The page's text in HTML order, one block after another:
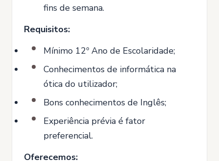
fins de semana.
Requisitos:
Mínimo 12º Ano de Escolaridade;
Conhecimentos de informática na
ótica do utilizador;
Bons conhecimentos de Inglês;
Experiência prévia é fator
preferencial.
Oferecemos: